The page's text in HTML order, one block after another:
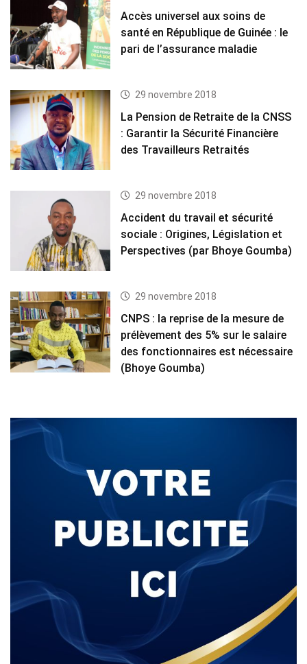
Accès universel aux soins de
santé en République de Guinée : le
pari de l’assurance maladie
29 novembre 2018
La Pension de Retraite de la CNSS
: Garantir la Sécurité Financière
des Travailleurs Retraités
29 novembre 2018
Accident du travail et sécurité
sociale : Origines, Législation et
Perspectives (par Bhoye Goumba)
29 novembre 2018
CNPS : la reprise de la mesure de
prélèvement des 5% sur le salaire
des fonctionnaires est nécessaire
(Bhoye Goumba)